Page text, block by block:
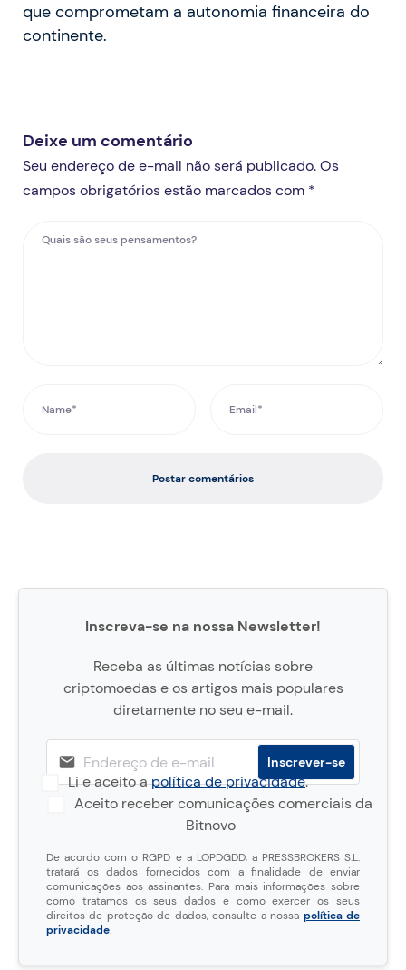
que comprometam a autonomia financeira do
continente.
Deixe um comentário
Seu endereço de e-mail não será publicado. Os
campos obrigatórios estão marcados com *
Postar comentários
Inscreva-se na nossa Newsletter!
Receba as últimas notícias sobre
criptomoedas e os artigos mais populares
diretamente no seu e-mail.
Li e aceito apolítica de privacidade.
Aceito receber comunicações comerciais da
Bitnovo
De acordo com o RGPD e a LOPDGDD, a PRESSBROKERS S.L.
tratará os dados fornecidos com a finalidade de enviar
comunicações aos assinantes. Para mais informações sobre
como tratamos os seus dados e como exercer os seus
direitos de proteção de dados, consulte a nossa política de
privacidade.